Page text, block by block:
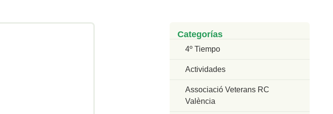
Categorías
4º Tiempo
Actividades
Associació Veterans RC
València